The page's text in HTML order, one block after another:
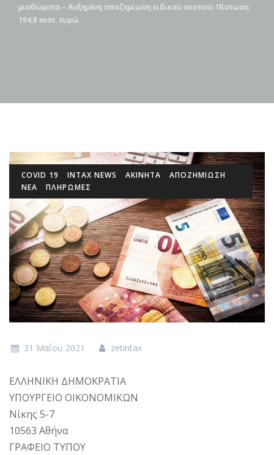
μισθώματα – Αυξημένη αποζημίωση ειδικού σκοπού: Πίστωση
194,8 εκατ. ευρώ
COVID 19 INTAX NEWS ΑΚΙΝΗΤΑ
ΑΠΟΖΗΜΙΩΣΗ
ΝΕΑ
ΠΛΗΡΩΜΕΣ
31 Μαΐου 2021 zetintax
ΕΛΛΗΝΙΚΗ ΔΗΜΟΚΡΑΤΙΑ
ΥΠΟΥΡΓΕΙΟ ΟΙΚΟΝΟΜΙΚΩΝ
Νίκης 5-7
10563 Αθήνα
ΓΡΑΦΕΙΟ ΤΥΠΟΥ